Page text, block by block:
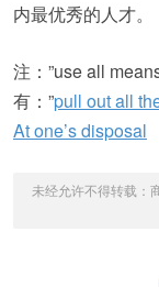
内最优秀的人才。
注：”use all
有：”pull out all
At one’s disposal
未经允许不得转载：